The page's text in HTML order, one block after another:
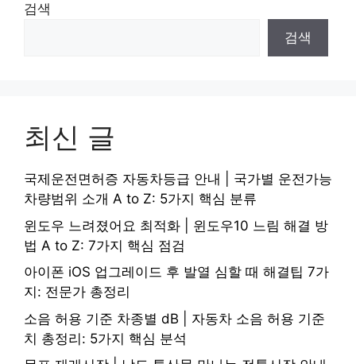
검색
검색
최신 글
국제운전면허증 자동차등급 안내 | 국가별 운전가능
차량범위 소개 A to Z: 5가지 핵심 분류
윈도우 느려졌어요 최적화 | 윈도우10 느림 해결 방
법 A to Z: 7가지 핵심 점검
아이폰 iOS 업그레이드 후 발열 심할 때 해결팁 7가
지: 전문가 총정리
소음 허용 기준 차종별 dB | 자동차 소음 허용 기준
치 총정리: 5가지 핵심 분석